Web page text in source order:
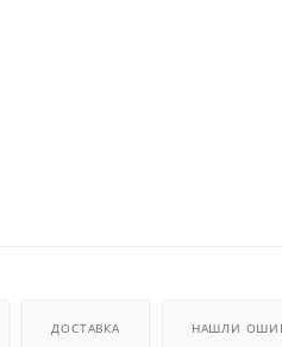
ДОСТАВКА НАШЛИ